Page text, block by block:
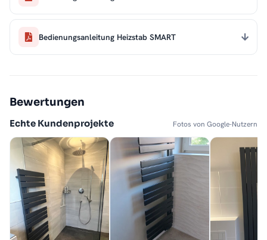
Bedienungsanleitung Heizstab SMART
Bewertungen
Echte Kundenprojekte Fotos von Google-Nutzern